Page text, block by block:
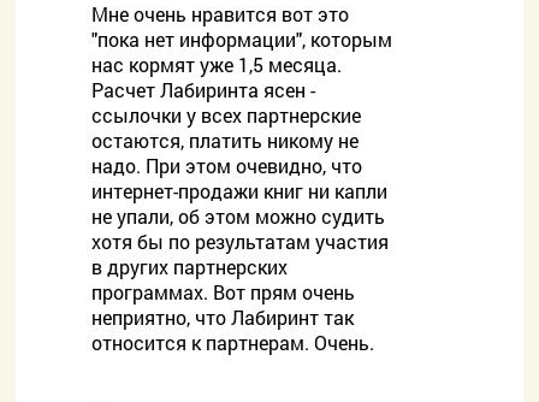
Мне очень нравится вот это
"пока нет информации", которым
нас кормят уже 1,5 месяца.
Расчет Лабиринта ясен -
ссылочки у всех партнерские
остаются, платить никому не
надо. При этом очевидно, что
интернет-продажи книг ни капли
не упали, об этом можно судить
хотя бы по результатам участия
в других партнерских
программах. Вот прям очень
неприятно, что Лабиринт так
относится к партнерам. Очень.